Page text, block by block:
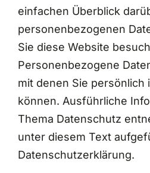
Über uns
Kontakt
einfachen Überblick
personenbezogenen
Sie diese Website
Personenbezogene
mit denen Sie
können. Ausführliche
Thema Datenschutz
unter diesem Text
Datenschutzerklärung.